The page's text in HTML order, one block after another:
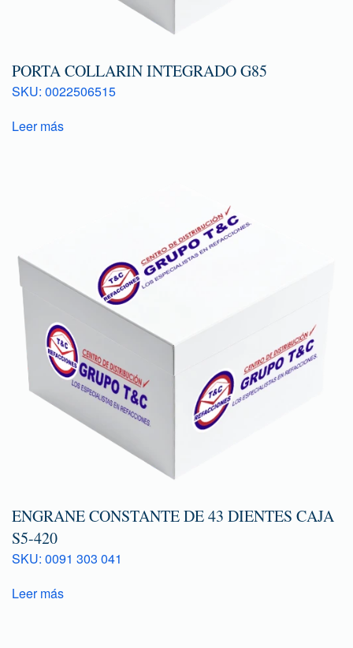
PORTA COLLARIN INTEGRADO G85
SKU: 0022506515
Leer más
ENGRANE CONSTANTE DE 43 DIENTES CAJA
S5-420
SKU: 0091 303 041
Leer más